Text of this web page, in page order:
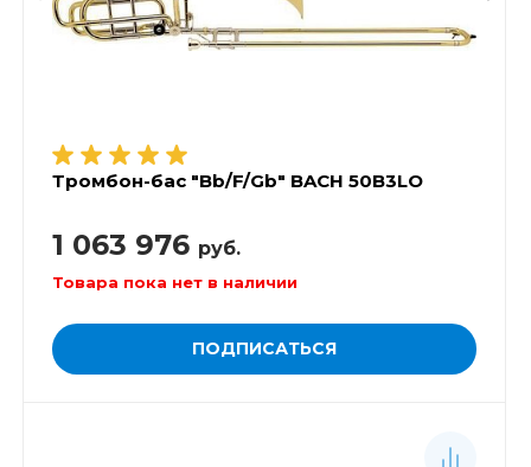
Тромбон-бас "Bb/F/Gb" BACH 50B3LO
1 063 976 руб.
Товара пока нет в наличии
ПОДПИСАТЬСЯ